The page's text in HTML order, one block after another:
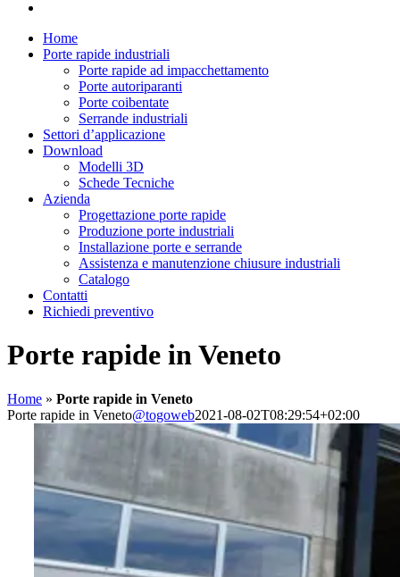
Home
Porte rapide industriali
Porte rapide ad impacchettamento
Porte autoriparanti
Porte coibentate
Serrande industriali
Settori d’applicazione
Download
Modelli 3D
Schede Tecniche
Azienda
Progettazione porte rapide
Produzione porte industriali
Installazione porte e serrande
Assistenza e manutenzione chiusure industriali
Catalogo
Contatti
Richiedi preventivo
Porte rapide in Veneto
Home » Porte rapide in Veneto
Porte rapide in Veneto@togoweb2021-08-02T08:29:54+02:00